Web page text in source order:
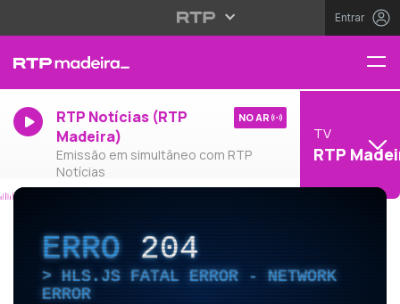
Entrar
RTP Notícias (RTP
Madeira)
Emissão em simultâneo com RTP
Notícias
NO AR
TV
RTP
ERRO204
HLS.JS FATAL ERROR - NETWORK
ERROR